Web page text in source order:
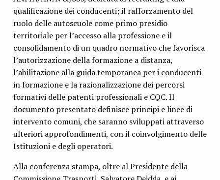
qualificazione dei conducenti; il rafforzamento del
ruolo delle autoscuole come primo presidio
territoriale per l’accesso alla professione e il
consolidamento di un quadro normativo che favorisca
l’autorizzazione della formazione a distanza,
l’abilitazione alla guida temporanea per i conducenti
in formazione e la razionalizzazione dei percorsi
formativi delle patenti professionali e CQC. Il
documento presentato definisce principi e linee di
intervento comuni, che saranno sviluppati attraverso
ulteriori approfondimenti, con il coinvolgimento delle
Istituzioni e degli operatori.
Alla conferenza stampa, oltre al Presidente della